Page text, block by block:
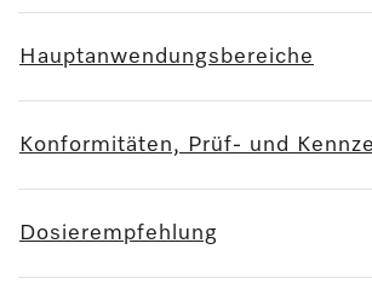
Hauptanwendungsbereiche
Konformitäten, Prüf- und
Dosierempfehlung